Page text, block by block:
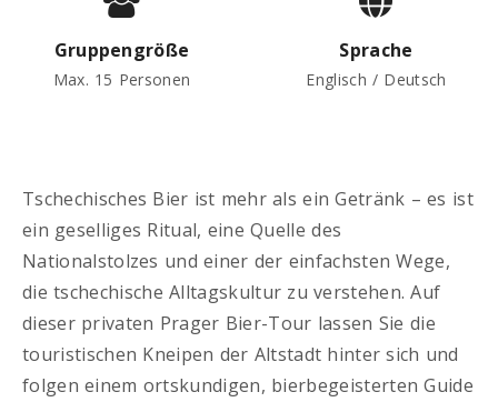
Gruppengröße
Max. 15 Personen
Sprache
Englisch / Deutsch
Tschechisches Bier ist mehr als ein Getränk – es ist
ein geselliges Ritual, eine Quelle des
Nationalstolzes und einer der einfachsten Wege,
die tschechische Alltagskultur zu verstehen. Auf
dieser privaten Prager Bier-Tour lassen Sie die
touristischen Kneipen der Altstadt hinter sich und
folgen einem ortskundigen, bierbegeisterten Guide